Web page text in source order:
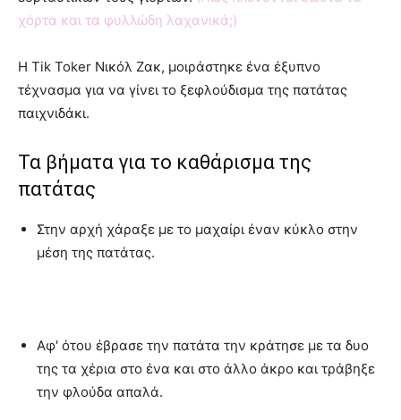
χόρτα και τα φυλλώδη λαχανικά;)
Η Tik Toker Νικόλ Ζακ, μοιράστηκε ένα έξυπνο
τέχνασμα για να γίνει το ξεφλούδισμα της πατάτας
παιχνιδάκι.
Τα βήματα για το καθάρισμα της
πατάτας
Στην αρχή χάραξε με το μαχαίρι έναν κύκλο στην
μέση της πατάτας.
Αφ′ ότου έβρασε την πατάτα την κράτησε με τα δυο
της τα χέρια στο ένα και στο άλλο άκρο και τράβηξε
την φλούδα απαλά.